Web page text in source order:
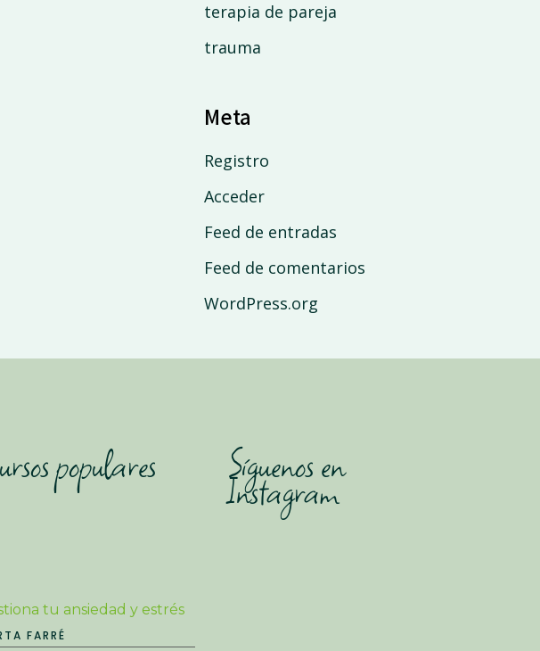
terapia de pareja
trauma
Meta
Registro
Acceder
Feed de entradas
Feed de comentarios
WordPress.org
populares
tu ansiedad y estrés
FARRÉ
Síguenos en
Instagram